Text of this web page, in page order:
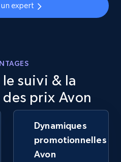
Commencer
Currency, Initial
percent, and more.
un expert
suivi & la
prix Avon
Dynamiques
promotionnelles
Avon